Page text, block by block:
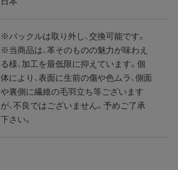
※バックルは取り外し、交換可能です。
※当商品は、革そのものの魅力が味わえ
る様、加工を最低限に抑えています。個
体により、表面に生前の傷や色ムラ、側面
や裏側に繊維の毛羽立ち等ございます
が、不良ではございません。予めご了承
下さい。